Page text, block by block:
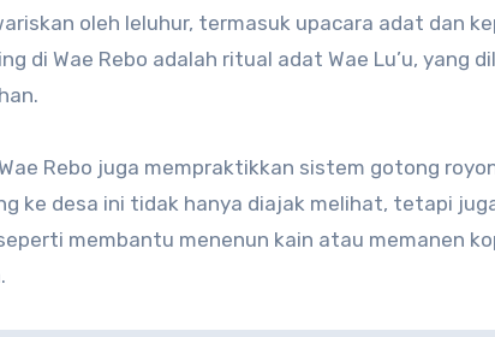
oleh leluhur, termasuk upacara adat dan
di Wae Rebo adalah ritual adat Wae Lu’u, yang
Rebo juga mempraktikkan sistem gotong
ke desa ini tidak hanya diajak melihat, tetapi
membantu menenun kain atau memanen